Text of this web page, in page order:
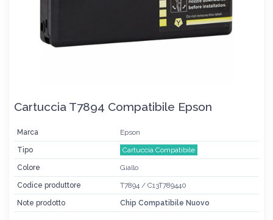
Cartuccia T7894 Compatibile Epson
Marca Epson
Tipo Cartuccia Compatibile
Colore Giallo
Codice produttore T7894 / C13T789440
Note prodotto Chip Compatibile Nuovo